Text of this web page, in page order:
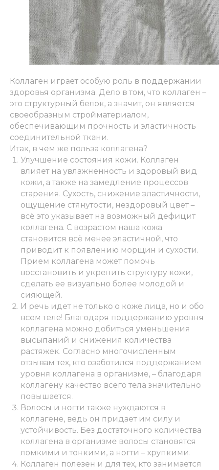
Коллаген играет особую роль в поддержании
здоровья организма. Дело в том, что коллаген –
это структурный белок, а значит, он является
своеобразным стройматериалом,
обеспечивающим прочность и эластичность
соединительной ткани.
Итак, в чем же польза коллагена?
Улучшение состояния кожи. Коллаген
влияет на увлажненность и здоровый вид
кожи, а также на замедление процессов
старения. Сухость, снижение эластичности,
ощущение стянутости, нездоровый цвет –
всё это указывает на возможный дефицит
коллагена. С возрастом наша кожа
становится всё менее эластичной, что
приводит к появлению морщин и сухости.
Прием коллагена может помочь
восстановить и укрепить структуру кожи,
сделать ее визуально более молодой и
сияющей.
И речь идет не только о коже лица, но и обо
всем теле! Благодаря поддержанию уровня
коллагена можно добиться уменьшения
высыпаний и снижения количества
растяжек. Согласно многочисленным
отзывам тех, кто озаботился поддержанием
уровня коллагена в организме, – благодаря
коллагену качество всего тела значительно
повышается.
Волосы и ногти также нуждаются в
коллагене, ведь он придает им силу и
устойчивость. Без достаточного количества
коллагена в организме волосы становятся
ломкими и тонкими, а ногти – хрупкими.
Коллаген полезен и для тех, кто занимается